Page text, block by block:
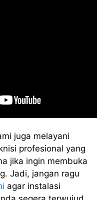
juga melayani
profesional yang
jika ingin membuka
Jadi, jangan ragu
agar instalasi